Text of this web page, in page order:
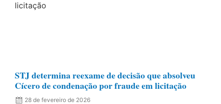
STJ determina reexame de decisão que absolveu
Cícero de condenação por fraude em licitação
28 de fevereiro de 2026